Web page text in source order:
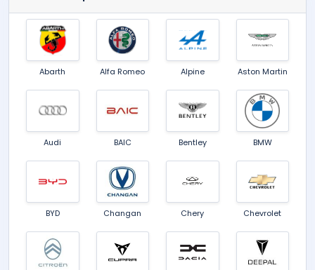
Abarth Alfa Romeo Alpine Aston Martin
Audi BAIC Bentley BMW
BYD Changan Chery Chevrolet